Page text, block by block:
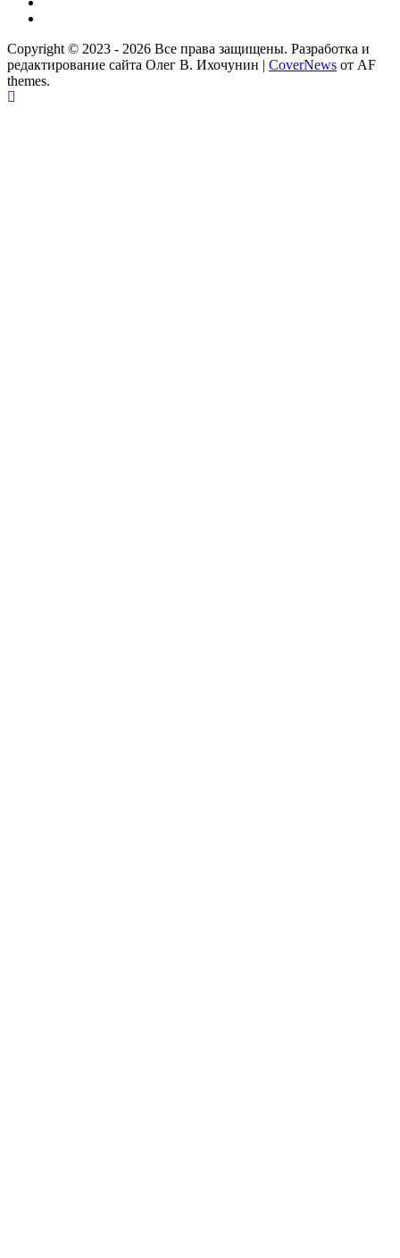
Copyright © 2023 - 2026 Все права защищены. Разработка и
редактирование сайта Олег В. Ихочунин | CoverNews от AF
themes.